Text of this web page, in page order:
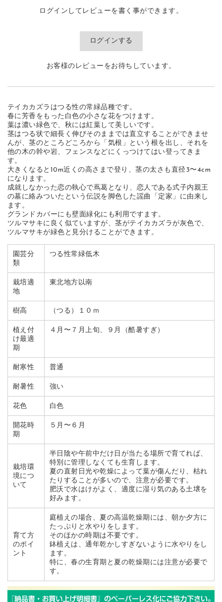
ログインしてレビューを書く事ができます。
ログインする
お客様のレビューをお待ちしています。
テイカカズラはつる性の常緑品種です。
春に芳香をもった白色の小さな花をつけます。
葉は濃い緑色で、秋には紅葉して美しいです。
茎はつる状で細長く伸びそのままでは直立することができませ
んが、茎のところどころから「気根」という根を出し、それを
他の木の幹や岩、フェンスなどにくっつけてはい登ってきま
す。
大きくなると10m近くの高さまで登り、茎の太さも直径3〜4cm
になります。
成就しなかった恋の執心で蔦葛となり、恋人である式子内親王
の墓に絡みついたという伝説を脚色した謡曲「定家」に由来し
ます。
グランドカバーにも壁面緑化にも利用ですます。
ツルマサキに良く似ていますが、茎がテイカカズラが灰色で、
ツルマサキが緑色と見分けることができます。
園芸分
類
つる性常緑低木
栽培適
地
東北地方以南
樹高 （つる）１０ｍ
植え付
け最適
期
４月〜７月上旬、９月（酷暑すぎ）
耐寒性 普通
耐暑性 強い
花色 白色
開花時
期
５月〜６月
栽培環
境につ
いて
半日陰や午前中だけ日が当たる場所で育てれば、
特別に管理しなくても生育します。
夏の直射日光や乾燥によって葉が傷んだり、枯れ
たりすることが多いので、注意が必要です。
肥沃で水はけがよく、適度に湿り気のある土壌を
好みます。
育て方
のポイ
ント
庭植えの場合、夏の高温乾燥期には、朝か夕方に
たっぷりと水やりをします。
そのほかの時期は不要です。
鉢植えは、通年乾かしすぎないように水やりをし
ます。
特に、春の生育期と夏の乾燥期には注意が必要で
す。